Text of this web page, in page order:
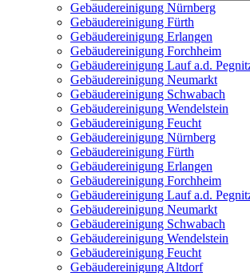
Gebäudereinigung Nürnberg
Gebäudereinigung Fürth
Gebäudereinigung Erlangen
Gebäudereinigung Forchheim
Gebäudereinigung Lauf a.d.
Gebäudereinigung Neumarkt
Gebäudereinigung Schwabach
Gebäudereinigung Wendelstein
Gebäudereinigung Feucht
Gebäudereinigung Nürnberg
Gebäudereinigung Fürth
Gebäudereinigung Erlangen
Gebäudereinigung Forchheim
Gebäudereinigung Lauf a.d.
Gebäudereinigung Neumarkt
Gebäudereinigung Schwabach
Gebäudereinigung Wendelstein
Gebäudereinigung Feucht
Gebäudereinigung Altdorf